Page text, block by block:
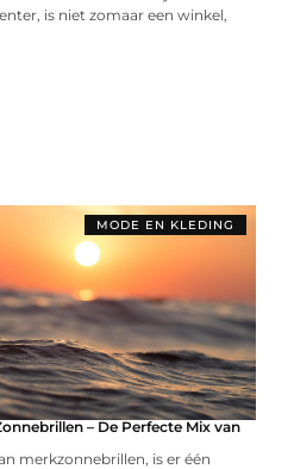
is niet zomaar een winkel,
MODE EN KLEDING
– De Perfecte Mix van
merkzonnebrillen, is er één